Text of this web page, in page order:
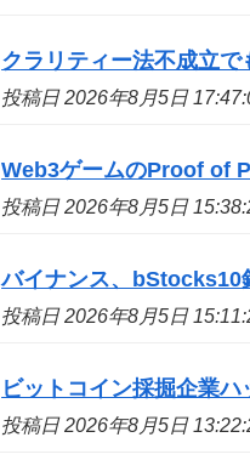
クラリティー法不成立
投稿日 2026年8月5日
Web3ゲームのProof of
投稿日 2026年8月5日
バイナンス、
投稿日 2026年8月5日
ビットコイン採掘企業
投稿日 2026年8月5日